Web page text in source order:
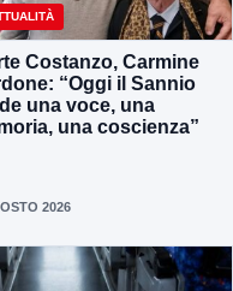
Costanzo, Carmine
“Oggi il Sannio
una voce, una
una coscienza”
2026